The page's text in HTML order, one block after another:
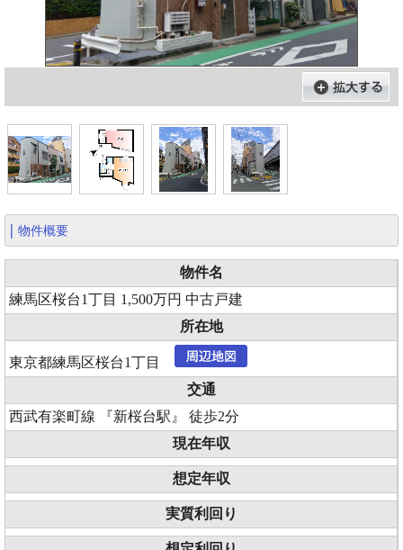
物件概要
物件名
練馬区桜台1丁目 1,500万円 中古戸建
所在地
東京都練馬区桜台1丁目
交通
西武有楽町線 『新桜台駅』 徒歩2分
現在年収
想定年収
実質利回り